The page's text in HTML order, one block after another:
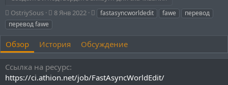
А
в
т
о
р
OstriySous
Д
с
о
з
д
8 Янв 2022
Т fastasyncworldedit fawe
перевод
перевод fawe
Обзор История Обсуждение
Ссылка на ресурс
https://ci.athion.net/job/FastAsyncWorldEdit/